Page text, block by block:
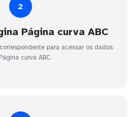
2
Página curva ABC
para acessar os dados
curva ABC.